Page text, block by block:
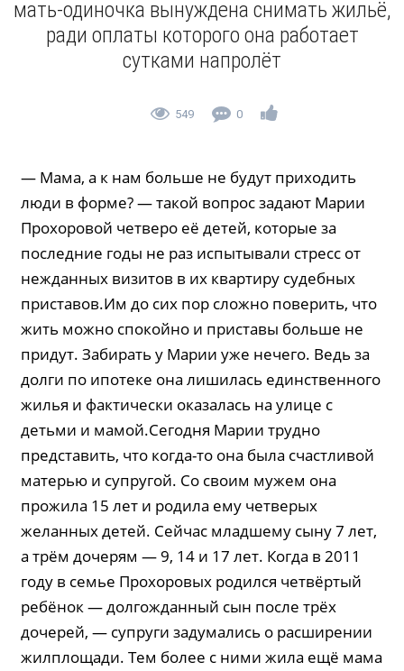
мать-одиночка вынуждена снимать жильё,
ради оплаты которого она работает
сутками напролёт
549 0
— Мама, а к нам больше не будут приходить
люди в форме? — такой вопрос задают Марии
Прохоровой четверо её детей, которые за
последние годы не раз испытывали стресс от
нежданных визитов в их квартиру судебных
приставов.Им до сих пор сложно поверить, что
жить можно спокойно и приставы больше не
придут. Забирать у Марии уже нечего. Ведь за
долги по ипотеке она лишилась единственного
жилья и фактически оказалась на улице с
детьми и мамой.Сегодня Марии трудно
представить, что когда-то она была счастливой
матерью и супругой. Со своим мужем она
прожила 15 лет и родила ему четверых
желанных детей. Сейчас младшему сыну 7 лет,
а трём дочерям — 9, 14 и 17 лет. Когда в 2011
году в семье Прохоровых родился четвёртый
ребёнок — долгожданный сын после трёх
дочерей, — супруги задумались о расширении
жилплощади. Тем более с ними жила ещё мама